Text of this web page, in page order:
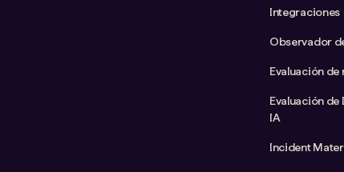
Integraciones
Observador
Evaluación
Evaluación
IA
Incident